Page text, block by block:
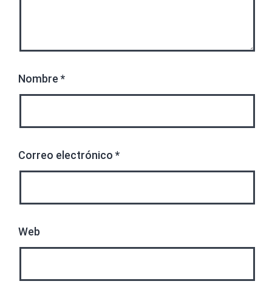
Nombre *
Correo electrónico *
Web